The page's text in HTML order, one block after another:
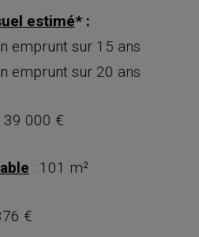
estimé* :
emprunt sur 15 ans
emprunt sur 20 ans
000 €
: 101 m²
€